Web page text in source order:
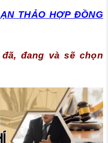
THẢO HỢP ĐỒNG
đang và sẽ chọn